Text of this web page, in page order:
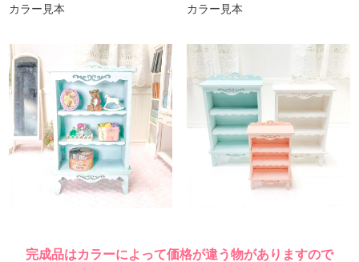
カラー見本 カラー見本
完成品はカラーによって価格が違う物がありますので